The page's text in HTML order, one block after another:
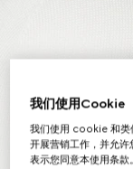
我们使用Cookie
我们使用 cookie 和类
开展营销工作，并允
表示您同意本使用条款。